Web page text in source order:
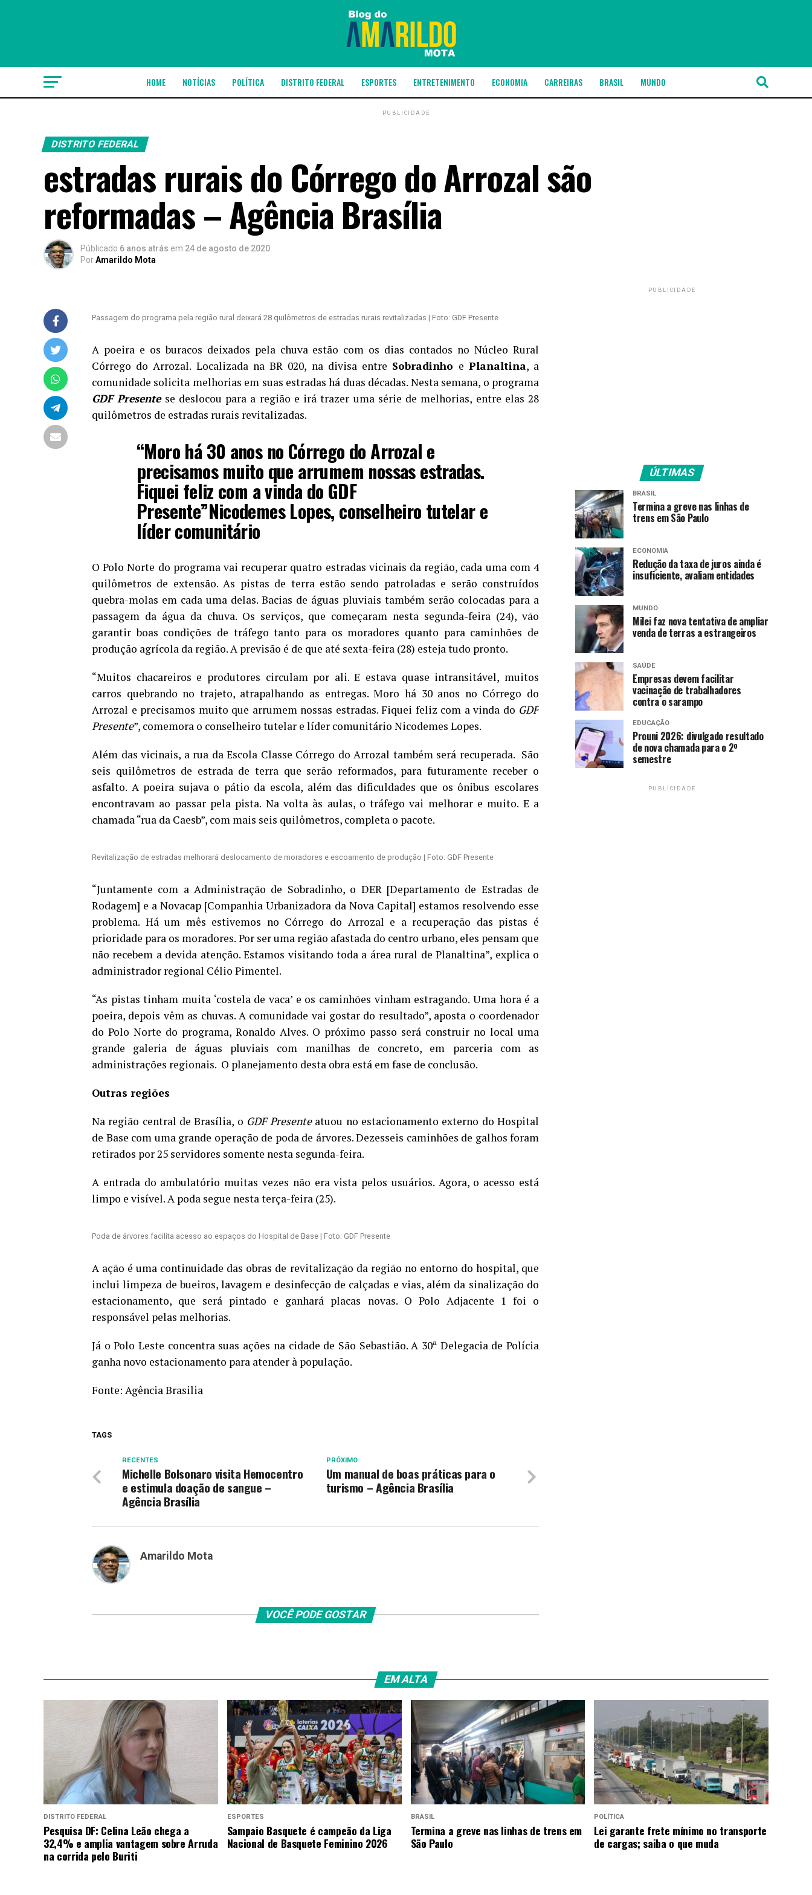
HOME NOTÍCIAS POLÍTICA DISTRITO FEDERAL ESPORTES ENTRETENIMENTO ECONOMIA CARREIRAS BRASIL MUNDO
PUBLICIDADE
DISTRITO FEDERAL
estradas rurais do Córrego do Arrozal são
reformadas – Agência Brasília
Públicado 6 anos atrás em 24 de agosto de 2020
PorAmarildo Mota
Passagem do programa pela região rural deixará 28 quilômetros de estradas rurais revitalizadas | Foto: GDF Presente
A poeira e os buracos deixados pela chuva estão com os dias contados no Núcleo Rural
Córrego do Arrozal. Localizada na BR 020, na divisa entre Sobradinho e Planaltina, a
comunidade solicita melhorias em suas estradas há duas décadas. Nesta semana, o programa
GDF Presentese deslocou para a região e irá trazer uma série de melhorias, entre elas 28
quilômetros de estradas rurais revitalizadas.
“Moro há 30 anos no Córrego do Arrozal e
precisamos muito que arrumem nossas estradas.
Fiquei feliz com a vinda do GDF
Presente”Nicodemes Lopes, conselheiro tutelar e
líder comunitário
O Polo Norte do programa vai recuperar quatro estradas vicinais da região, cada uma com 4
quilômetros de extensão. As pistas de terra estão sendo patroladas e serão construídos
quebra-molas em cada uma delas. Bacias de águas pluviais também serão colocadas para a
passagem da água da chuva. Os serviços, que começaram nesta segunda-feira (24), vão
garantir boas condições de tráfego tanto para os moradores quanto para caminhões de
produção agrícola da região. A previsão é de que até sexta-feira (28) esteja tudo pronto.
“Muitos chacareiros e produtores circulam por ali. E estava quase intransitável, muitos
carros quebrando no trajeto, atrapalhando as entregas. Moro há 30 anos no Córrego do
Arrozal e precisamos muito que arrumem nossas estradas. Fiquei feliz com a vinda do GDF
Presente”, comemora o conselheiro tutelar e líder comunitário Nicodemes Lopes.
Além das vicinais, a rua da Escola Classe Córrego do Arrozal também será recuperada. São
seis quilômetros de estrada de terra que serão reformados, para futuramente receber o
asfalto. A poeira sujava o pátio da escola, além das dificuldades que os ônibus escolares
encontravam ao passar pela pista. Na volta às aulas, o tráfego vai melhorar e muito. E a
chamada “rua da Caesb”, com mais seis quilômetros, completa o pacote.
Revitalização de estradas melhorará deslocamento de moradores e escoamento de produção | Foto: GDF Presente
“Juntamente com a Administração de Sobradinho, o DER [Departamento de Estradas de
Rodagem] e a Novacap [Companhia Urbanizadora da Nova Capital] estamos resolvendo esse
problema. Há um mês estivemos no Córrego do Arrozal e a recuperação das pistas é
prioridade para os moradores. Por ser uma região afastada do centro urbano, eles pensam que
não recebem a devida atenção. Estamos visitando toda a área rural de Planaltina”, explica o
administrador regional Célio Pimentel.
“As pistas tinham muita ‘costela de vaca’ e os caminhões vinham estragando. Uma hora é a
poeira, depois vêm as chuvas. A comunidade vai gostar do resultado”, aposta o coordenador
do Polo Norte do programa, Ronaldo Alves. O próximo passo será construir no local uma
grande galeria de águas pluviais com manilhas de concreto, em parceria com as
administrações regionais. O planejamento desta obra está em fase de conclusão.
Outras regiões
Na região central de Brasília, o GDF Presenteatuou no estacionamento externo do Hospital
de Base com uma grande operação de poda de árvores. Dezesseis caminhões de galhos foram
retirados por 25 servidores somente nesta segunda-feira.
A entrada do ambulatório muitas vezes não era vista pelos usuários. Agora, o acesso está
limpo e visível. A poda segue nesta terça-feira (25).
Poda de árvores facilita acesso ao espaços do Hospital de Base | Foto: GDF Presente
A ação é uma continuidade das obras de revitalização da região no entorno do hospital, que
inclui limpeza de bueiros, lavagem e desinfecção de calçadas e vias, além da sinalização do
estacionamento, que será pintado e ganhará placas novas. O Polo Adjacente 1 foi o
responsável pelas melhorias.
Já o Polo Leste concentra suas ações na cidade de São Sebastião. A 30ª Delegacia de Polícia
ganha novo estacionamento para atender à população.
Fonte: Agência Brasilia
TAGS
PRÓXIMO
Um manual de boas práticas para o
turismo – Agência Brasília
RECENTES
Michelle Bolsonaro visita Hemocentro
e estimula doação de sangue –
Agência Brasília
Amarildo Mota
VOCÊ PODE GOSTAR
PUBLICIDADE
ÚLTIMAS
BRASIL
Termina a greve nas linhas de
trens em São Paulo
ECONOMIA
Redução da taxa de juros ainda é
insuficiente, avaliam entidades
MUNDO
Milei faz nova tentativa de ampliar
venda de terras a estrangeiros
SAÚDE
Empresas devem facilitar
vacinação de trabalhadores
contra o sarampo
EDUCAÇÃO
Prouni 2026: divulgado resultado
de nova chamada para o 2º
semestre
PUBLICIDADE
EM ALTA
DISTRITO FEDERAL
Pesquisa DF: Celina Leão chega a
32,4% e amplia vantagem sobre Arruda
na corrida pelo Buriti
ESPORTES
Sampaio Basquete é campeão da Liga
Nacional de Basquete Feminino 2026
BRASIL
Termina a greve nas linhas de trens em
São Paulo
POLÍTICA
Lei garante frete mínimo no transporte
de cargas; saiba o que muda